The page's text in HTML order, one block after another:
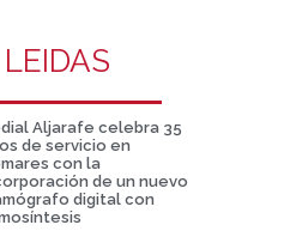
Aljarafe celebra 35
de servicio en
con la
de un nuevo
digital con